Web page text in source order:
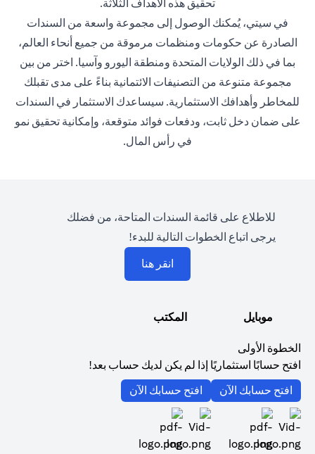
تحقيق هذه الأهداف الثلاثة.
في سيتي، يُمكنك الوصول إلى مجموعة واسعة من السندات
الصادرة عن حكومات ومنظمات مرموقة من جميع أنحاء العالم،
بما في ذلك الولايات المتحدة ومنطقة اليورو وآسيا. اختر من بين
مجموعة متنوعة من التصنيفات الائتمانية بناءً على مدى تقبلك
للمخاطر وأهدافك الاستثمارية. سيساعدك الاستثمار في السندات
على ضمان دخل ثابت، ودفعات فوائد متوقعة، وإمكانية تحقيق نمو
في رأس المال.
للاطلاع على قائمة السندات المتاحة، من فضلك
يرجى اتباع الخطوات التالية للبدء!
انقر هنا
موبايل المكتب
الخطوة الأولى
افتح حسابًا استثماريًا إذا لم يكن لديك حساب بعد!
افتح حسابك الآن
افتح حسابك الآن